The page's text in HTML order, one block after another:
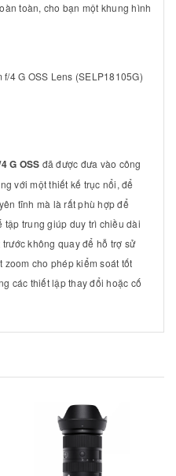
toàn, cho bạn một khung hình
G OSS đã được đưa vào công
với một thiết kế trục nổi, để
tĩnh mà là rất phù hợp để
tập trung giúp duy trì chiều dài
không quay để hỗ trợ sử
cho phép kiểm soát tốt
các thiết lập thay đổi hoặc cố